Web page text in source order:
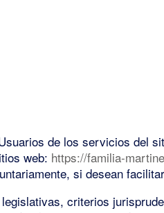
de los servicios del
web: https://familia-
si desean
criterios